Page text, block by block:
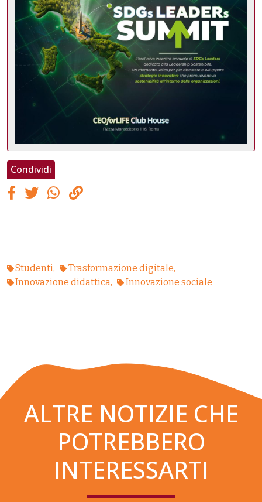
Condividi
Studenti
Trasformazione digitale
Innovazione didattica
Innovazione sociale
ALTRE NOTIZIE CHE
POTREBBERO
INTERESSARTI